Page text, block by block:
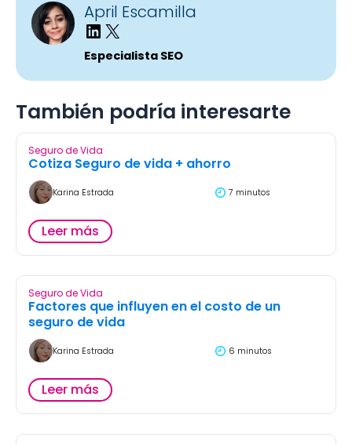
April Escamilla
Especialista SEO
También podría interesarte
Seguro de Vida
Cotiza Seguro de vida + ahorro
Karina Estrada 7 minutos
Leer más
Seguro de Vida
Factores que influyen en el costo de un
seguro de vida
Karina Estrada 6 minutos
Leer más